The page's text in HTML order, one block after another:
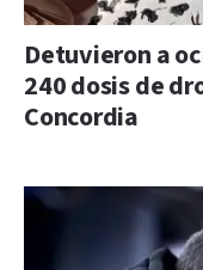
Detuvieron a
240 dosis de
Concordia